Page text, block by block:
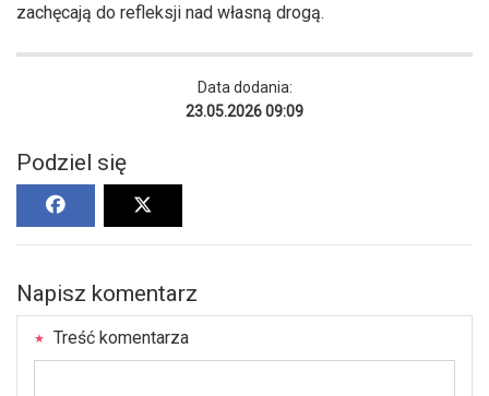
zachęcają do refleksji nad własną drogą.
Data dodania:
23.05.2026 09:09
Podziel się
Napisz komentarz
Treść komentarza